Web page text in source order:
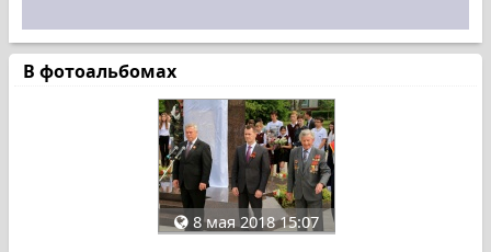
В фотоальбомах
8 мая 2018 15:07